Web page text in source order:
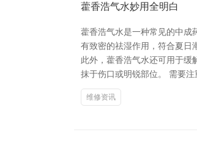
藿香浩气水妙用全明白
藿香浩气水是一种常见的中成
有致密的祛湿作用，符合夏日
此外，藿香浩气水还可用于缓
抹于伤口或明锐部位。 需要注
维修资讯